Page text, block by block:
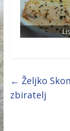
← Željko
zbiratelj